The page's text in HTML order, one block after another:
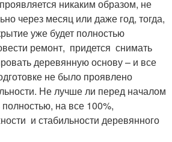
никаким образом, не
через месяц или даже год, тогда,
уже будет полностью
ремонт, придется снимать
деревянную основу – и все
не было проявлено
Не лучше ли перед началом
на все 100%,
и стабильности деревянного